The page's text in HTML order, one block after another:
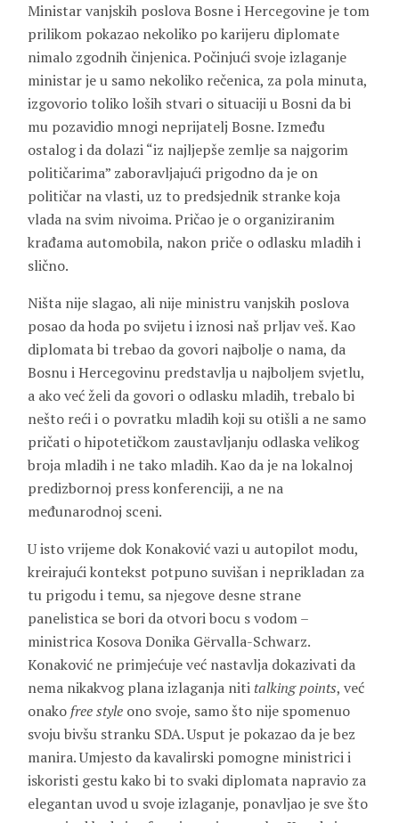
Ministar vanjskih poslova Bosne i Hercegovine je tom
prilikom pokazao nekoliko po karijeru diplomate
nimalo zgodnih činjenica. Počinjući svoje izlaganje
ministar je u samo nekoliko rečenica, za pola minuta,
izgovorio toliko loših stvari o situaciji u Bosni da bi
mu pozavidio mnogi neprijatelj Bosne. Između
ostalog i da dolazi “iz najljepše zemlje sa najgorim
političarima” zaboravljajući prigodno da je on
političar na vlasti, uz to predsjednik stranke koja
vlada na svim nivoima. Pričao je o organiziranim
krađama automobila, nakon priče o odlasku mladih i
slično.
Ništa nije slagao, ali nije ministru vanjskih poslova
posao da hoda po svijetu i iznosi naš prljav veš. Kao
diplomata bi trebao da govori najbolje o nama, da
Bosnu i Hercegovinu predstavlja u najboljem svjetlu,
a ako već želi da govori o odlasku mladih, trebalo bi
nešto reći i o povratku mladih koji su otišli a ne samo
pričati o hipotetičkom zaustavljanju odlaska velikog
broja mladih i ne tako mladih. Kao da je na lokalnoj
predizbornoj press konferenciji, a ne na
međunarodnoj sceni.
U isto vrijeme dok Konaković vazi u autopilot modu,
kreirajući kontekst potpuno suvišan i neprikladan za
tu prigodu i temu, sa njegove desne strane
panelistica se bori da otvori bocu s vodom –
ministrica Kosova Donika Gërvalla-Schwarz.
Konaković ne primjećuje već nastavlja dokazivati da
nema nikakvog plana izlaganja niti talking points, već
onako free style ono svoje, samo što nije spomenuo
svoju bivšu stranku SDA. Usput je pokazao da je bez
manira. Umjesto da kavalirski pomogne ministrici i
iskoristi gestu kako bi to svaki diplomata napravio za
elegantan uvod u svoje izlaganje, ponavljao je sve što